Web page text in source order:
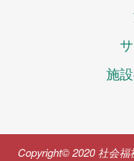
施
Copyright© 2020 社会